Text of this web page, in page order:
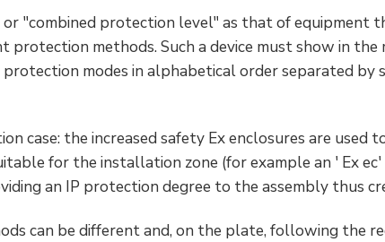
or "combined protection level" as that of equipment
methods. Such a device must show in the
modes in alphabetical order separated by
case: the increased safety Ex enclosures are used
for the installation zone (for example an ' Ex ec'
an IP protection degree to the assembly thus
can be different and, on the plate, following the